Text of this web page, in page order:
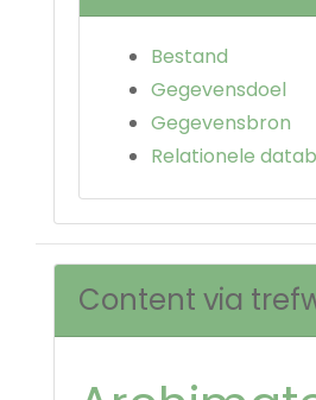
Bestand
Gegevensdoel
Gegevensbron
Relationele
Content via